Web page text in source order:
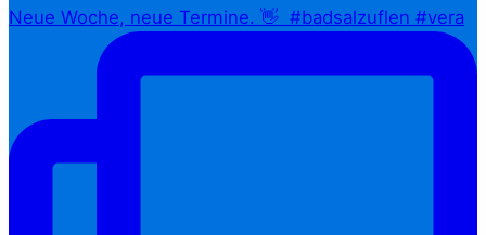
Neue Woche, neue Termine. 👋⁠ ⁠ #badsalzuflen #vera